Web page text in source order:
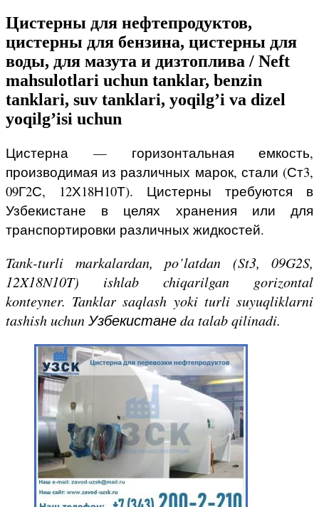
Цистерны для нефтепродуктов,
цистерны для бензина, цистерны для
воды, для мазута и дизтоплива / Neft
mahsulotlari uchun tanklar, benzin
tanklari, suv tanklari, yoqilg’i va dizel
yoqilg’isi uchun
Цистерна — горизонтальная емкость,
производимая из различных марок, стали (Ст3,
09Г2С, 12Х18Н10Т). Цистерны требуются в
Узбекистане в целях хранения или для
транспортировки различных жидкостей.
Tank-turli markalardan, po’latdan (St3, 09G2S,
12X18N10T) ishlab chiqarilgan gorizontal
konteyner. Tanklar saqlash yoki turli suyuqliklarni
tashish uchun Узбекистане da talab qilinadi.